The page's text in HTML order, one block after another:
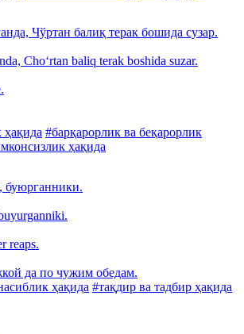
Чўртан балиқ терак бошида сузар.
Cho‘rtan baliq terak boshida suzar.
ҳақида #барқарорлик ва беқарорлик
ҳақида
буюрганники.
reaps.
да по чужим обедам.
ҳақида #тақдир ва тадбир ҳақида